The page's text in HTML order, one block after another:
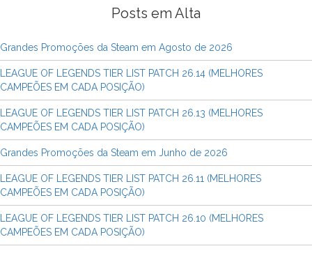
Posts em Alta
Grandes Promoções da Steam em Agosto de 2026
LEAGUE OF LEGENDS TIER LIST PATCH 26.14 (MELHORES
CAMPEÕES EM CADA POSIÇÃO)
LEAGUE OF LEGENDS TIER LIST PATCH 26.13 (MELHORES
CAMPEÕES EM CADA POSIÇÃO)
Grandes Promoções da Steam em Junho de 2026
LEAGUE OF LEGENDS TIER LIST PATCH 26.11 (MELHORES
CAMPEÕES EM CADA POSIÇÃO)
LEAGUE OF LEGENDS TIER LIST PATCH 26.10 (MELHORES
CAMPEÕES EM CADA POSIÇÃO)